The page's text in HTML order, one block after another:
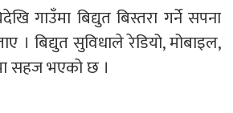
गाउँमा बिद्युत बिस्तरा गर्ने सपना
। बिद्युत सुविधाले रेडियो, मोबाइल,
सहज भएको छ ।